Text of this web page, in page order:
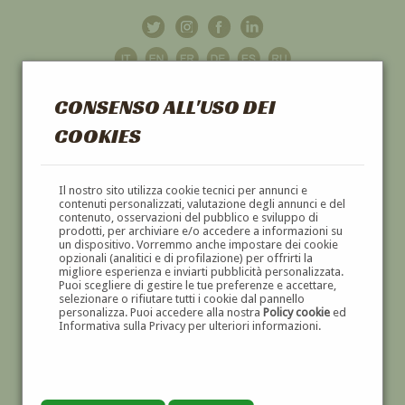
CONSENSO ALL'USO DEI
COOKIES
Il nostro sito utilizza cookie tecnici per annunci e
contenuti personalizzati, valutazione degli annunci e del
contenuto, osservazioni del pubblico e sviluppo di
prodotti, per archiviare e/o accedere a informazioni su
un dispositivo. Vorremmo anche impostare dei cookie
opzionali (analitici e di profilazione) per offrirti la
migliore esperienza e inviarti pubblicità personalizzata.
Puoi scegliere di gestire le tue preferenze e accettare,
selezionare o rifiutare tutti i cookie dal pannello
personalizza. Puoi accedere alla nostra Policy cookieed
Informativa sulla Privacy per ulteriori informazioni.
GALLERIAD'ARTE
DIPINTI E SCULTURE '800 E '900